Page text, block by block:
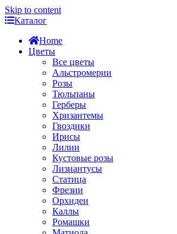
Skip to content
Каталог
Home
Цветы
Все цветы
Альстромерии
Розы
Тюльпаны
Герберы
Хризантемы
Гвоздики
Ирисы
Лилии
Кустовые розы
Лизиантусы
Статица
Фрезии
Орхидеи
Каллы
Ромашки